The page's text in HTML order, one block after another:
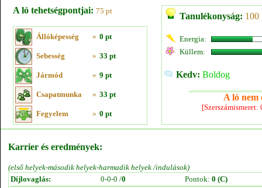
A ló tehetségpontjai: 75 pt
Állóképesség » 0 pt
Sebesség » 33 pt
Jármód » 9 pt
Csapatmunka » 33 pt
Fegyelem » 0 pt
Tanulékonyság: 100
Energia:
Küllem:
Kedv: Boldog
A ló nem
Karrier és eredmények:
(első helyek-második helyek-harmadik helyek /indulások)
Díjlovaglás:
0-0-0 /0 Pontok: 0 (C)